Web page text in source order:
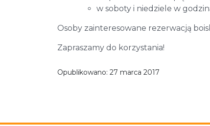
w soboty i niedziele w
Osoby zainteresowane rezerwacją
Zapraszamy do korzystania!
Opublikowano: 27 marca 2017